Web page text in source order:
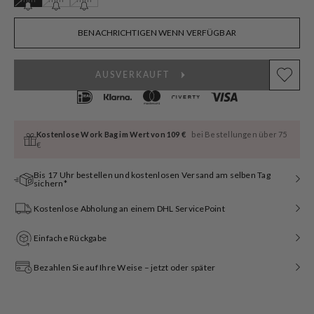
ausverkauft
oder
ausverkauft
oder
verfügbar
ausverkauft
oder
verfügbar
BENACHRICHTIGEN WENN VERFÜGBAR
AUSVERKAUFT
Kostenlose Work Bag im Wert von 109 €
bei Bestellungen über 75
€
Bis 17 Uhr bestellen und kostenlosen Versand am selben Tag
sichern*
Kostenlose Abholung an einem DHL ServicePoint
Einfache Rückgabe
Bezahlen Sie auf Ihre Weise – jetzt oder später